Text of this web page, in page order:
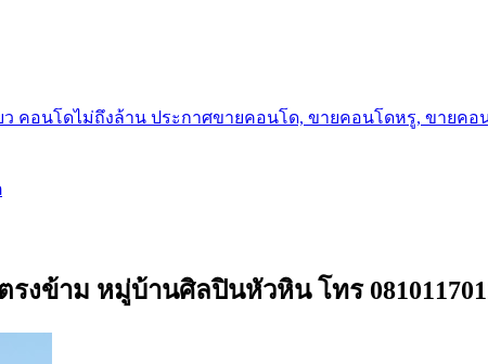
คอนโดไม่ถึงล้าน ประกาศขายคอนโด, ขายคอนโดหรู, ขายคอ
งข้าม หมู่บ้านศิลปินหัวหิน โทร